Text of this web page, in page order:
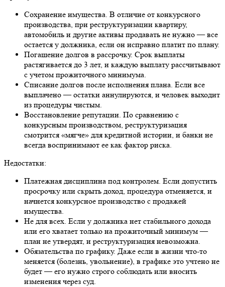
Сохранение имущества. В отличие от конкурсного
производства, при реструктуризации квартиру,
автомобиль и другие активы продавать не нужно — все
остается у должника, если он исправно платит по плану.
Погашение долгов в рассрочку. Срок выплаты
растягивается до 3 лет, и каждую выплату рассчитывают
с учетом прожиточного минимума.
Списание долгов после исполнения плана. Если все
выплачено — остатки аннулируются, и человек выходит
из процедуры чистым.
Восстановление репутации. По сравнению с
конкурсным производством, реструктуризация
смотрится «мягче» для кредитной истории, и банки не
всегда воспринимают ее как фактор риска.
Недостатки:
Платежная дисциплина под контролем. Если допустить
просрочку или скрыть доход, процедура отменяется, и
начнется конкурсное производство с продажей
имущества.
Не для всех. Если у должника нет стабильного дохода
или его хватает только на прожиточный минимум —
план не утвердят, и реструктуризация невозможна.
Обязательства по графику. Даже если в жизни что-то
меняется (болезнь, увольнение), в графике это учтено не
будет — его нужно строго соблюдать или вносить
изменения через суд.